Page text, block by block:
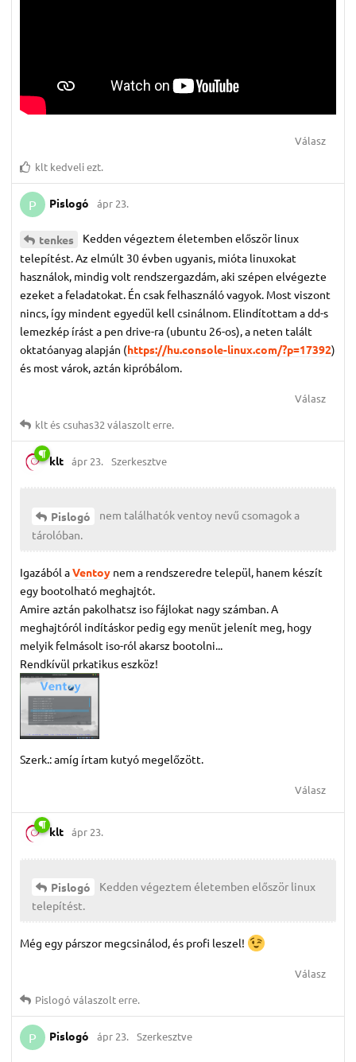
Válasz
klt kedveli ezt.
P Pislogó ápr 23.
tenkes
Kedden végeztem életemben először linux
telepítést. Az elmúlt 30 évben ugyanis, mióta linuxokat
használok, mindig volt rendszergazdám, aki szépen elvégezte
ezeket a feladatokat. Én csak felhasználó vagyok. Most viszont
nincs, így mindent egyedül kell csinálnom. Elindítottam a dd-s
lemezkép írást a pen drive-ra (ubuntu 26-os), a neten talált
oktatóanyag alapján (https://hu.console-linux.com/?p=17392)
és most várok, aztán kipróbálom.
Válasz
kltéscsuhas32 válaszolt erre.
klt ápr 23. Szerkesztve
Pislogó
nem találhatók ventoy nevű csomagok a
tárolóban.
Igazából aVentoy nem a rendszeredre települ, hanem készít
egy bootolható meghajtót.
Amire aztán pakolhatsz iso fájlokat nagy számban. A
meghajtóról indításkor pedig egy menüt jelenít meg, hogy
melyik felmásolt iso-ról akarsz bootolni...
Rendkívül prkatikus eszköz!
Szerk.: amíg írtam kutyó megelőzött.
Válasz
klt ápr 23.
Pislogó
Kedden végeztem életemben először linux
telepítést.
Még egy párszor megcsinálod, és profi leszel!
Válasz
Pislogó válaszolt erre.
P Pislogó ápr 23. Szerkesztve